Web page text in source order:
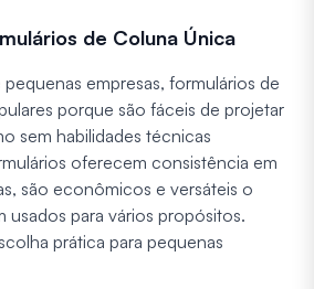
de Coluna Única
empresas, formulários de
porque são fáceis de projetar
sem habilidades técnicas
oferecem consistência em
são econômicos e versáteis o
usados para vários propósitos.
prática para pequenas